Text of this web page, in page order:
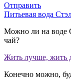
Отправить
Питьевая вода
Можно ли на воде
чай?
Жить лучше, жить
Конечно можно,